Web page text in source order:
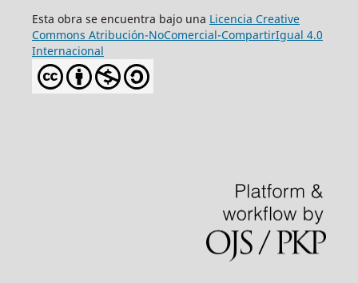
Esta obra se encuentra bajo una Licencia Creative
Commons Atribución-NoComercial-CompartirIgual 4.0
Internacional